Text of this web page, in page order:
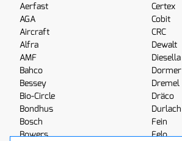
Aerfast
AGA
Aircraft
Alfra
AMF
Bahco
Bessey
Bio-Circle
Bondhus
Bosch
Bowers
Certex
Cobit
CRC
Dewalt
Diesella
Dormer
Dremel
Dräco
Durlach
Fein
Felo